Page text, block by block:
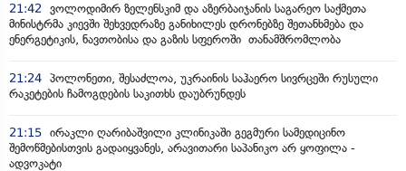
21:42
ვოლოდიმირ ზელენსკიმ და აზერბაიჯანის საგარეო საქმეთა
მინისტრმა კიევში შეხვედრაზე განიხილეს დრონებზე შეთანხმება და
ენერგეტიკის, ნავთობისა და გაზის სფეროში თანამშრომლობა
21:24 პოლონეთი, შესაძლოა, უკრაინის საჰაერო სივრცეში რუსული
რაკეტების ჩამოგდების საკითხს დაუბრუნდეს
21:15 ირაკლი ღარიბაშვილი კლინიკაში გეგმური სამედიცინო
შემოწმებისთვის გადაიყვანეს, არავითარი საპანიკო არ ყოფილა -
ადვოკატი